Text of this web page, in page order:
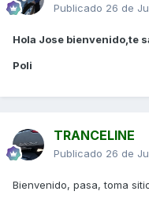
Publicado 26 de
Hola Jose bienvenido,te
Poli
TRANCELINE
Publicado 26 de
Bienvenido, pasa, toma